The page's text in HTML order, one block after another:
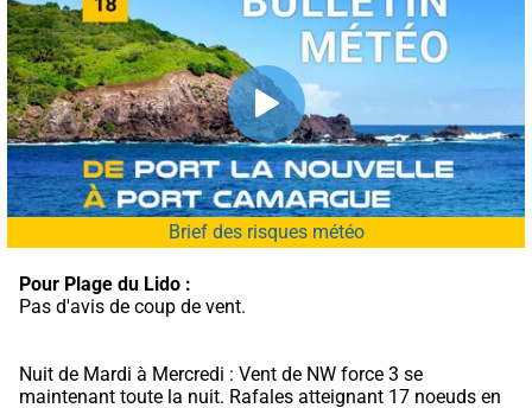
Brief des risques météo
Pour Plage du Lido :
Pas d'avis de coup de vent.
Nuit de Mardi à Mercredi : Vent de NW force 3 se
maintenant toute la nuit. Rafales atteignant 17 noeuds en